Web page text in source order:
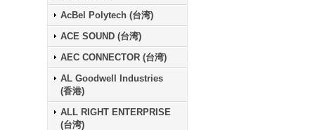
AcBel Polytech (台湾)
ACE SOUND (台湾)
AEC CONNECTOR (台湾)
AL Goodwell Industries
(香港)
ALL RIGHT ENTERPRISE
(台湾)